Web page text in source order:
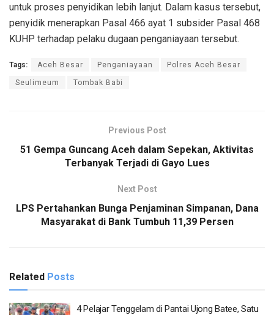
untuk proses penyidikan lebih lanjut. Dalam kasus tersebut,
penyidik menerapkan Pasal 466 ayat 1 subsider Pasal 468
KUHP terhadap pelaku dugaan penganiayaan tersebut.
Tags: Aceh Besar Penganiayaan Polres Aceh Besar
Seulimeum Tombak Babi
Previous Post
51 Gempa Guncang Aceh dalam Sepekan, Aktivitas
Terbanyak Terjadi di Gayo Lues
Next Post
LPS Pertahankan Bunga Penjaminan Simpanan, Dana
Masyarakat di Bank Tumbuh 11,39 Persen
Related Posts
4 Pelajar Tenggelam di Pantai Ujong Batee, Satu